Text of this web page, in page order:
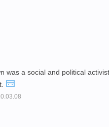
was a social and political